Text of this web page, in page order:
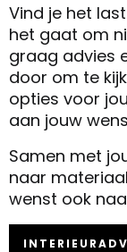
Vind je het
het gaat om
graag advies
door om te
opties voor
aan jouw
Samen met
naar
wenst ook